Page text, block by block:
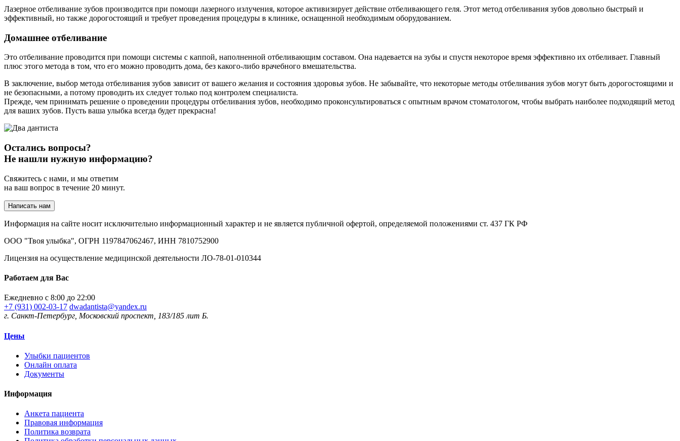
Лазерное отбеливание зубов производится при помощи лазерного излучения, которое активизирует действие отбеливающего геля. Этот метод отбеливания зубов довольно быстрый и
эффективный, но также дорогостоящий и требует проведения процедуры в клинике, оснащенной необходимым оборудованием.
Домашнее отбеливание
Это отбеливание проводится при помощи системы с каппой, наполненной отбеливающим составом. Она надевается на зубы и спустя некоторое время эффективно их отбеливает. Главный
плюс этого метода в том, что его можно проводить дома, без какого-либо врачебного вмешательства.
В заключение, выбор метода отбеливания зубов зависит от вашего желания и состояния здоровья зубов. Не забывайте, что некоторые методы отбеливания зубов могут быть дорогостоящими и
не безопасными, а потому проводить их следует только под контролем специалиста.
Прежде, чем принимать решение о проведении процедуры отбеливания зубов, необходимо проконсультироваться с опытным врачом стоматологом, чтобы выбрать наиболее подходящий метод
для ваших зубов. Пусть ваша улыбка всегда будет прекрасна!
Остались вопросы?
Не нашли нужную информацию?
Свяжитесь с нами, и мы ответим
на ваш вопрос в течение 20 минут.
Написать нам
Информация на сайте носит исключительно информационный характер и не является публичной офертой, определяемой положениями ст. 437 ГК РФ
ООО "Твоя улыбка", ОГРН 1197847062467, ИНН 7810752900
Лицензия на осуществление медицинской деятельности ЛО-78-01-010344
Работаем для Вас
Ежедневно с 8:00 до 22:00
+7 (931) 002-03-17 dwadantista@yandex.ru
г. Санкт-Петербург, Московский проспект, 183/185 лит Б.
Цены
Улыбки пациентов
Онлайн оплата
Документы
Информация
Анкета пациента
Правовая информация
Политика возврата